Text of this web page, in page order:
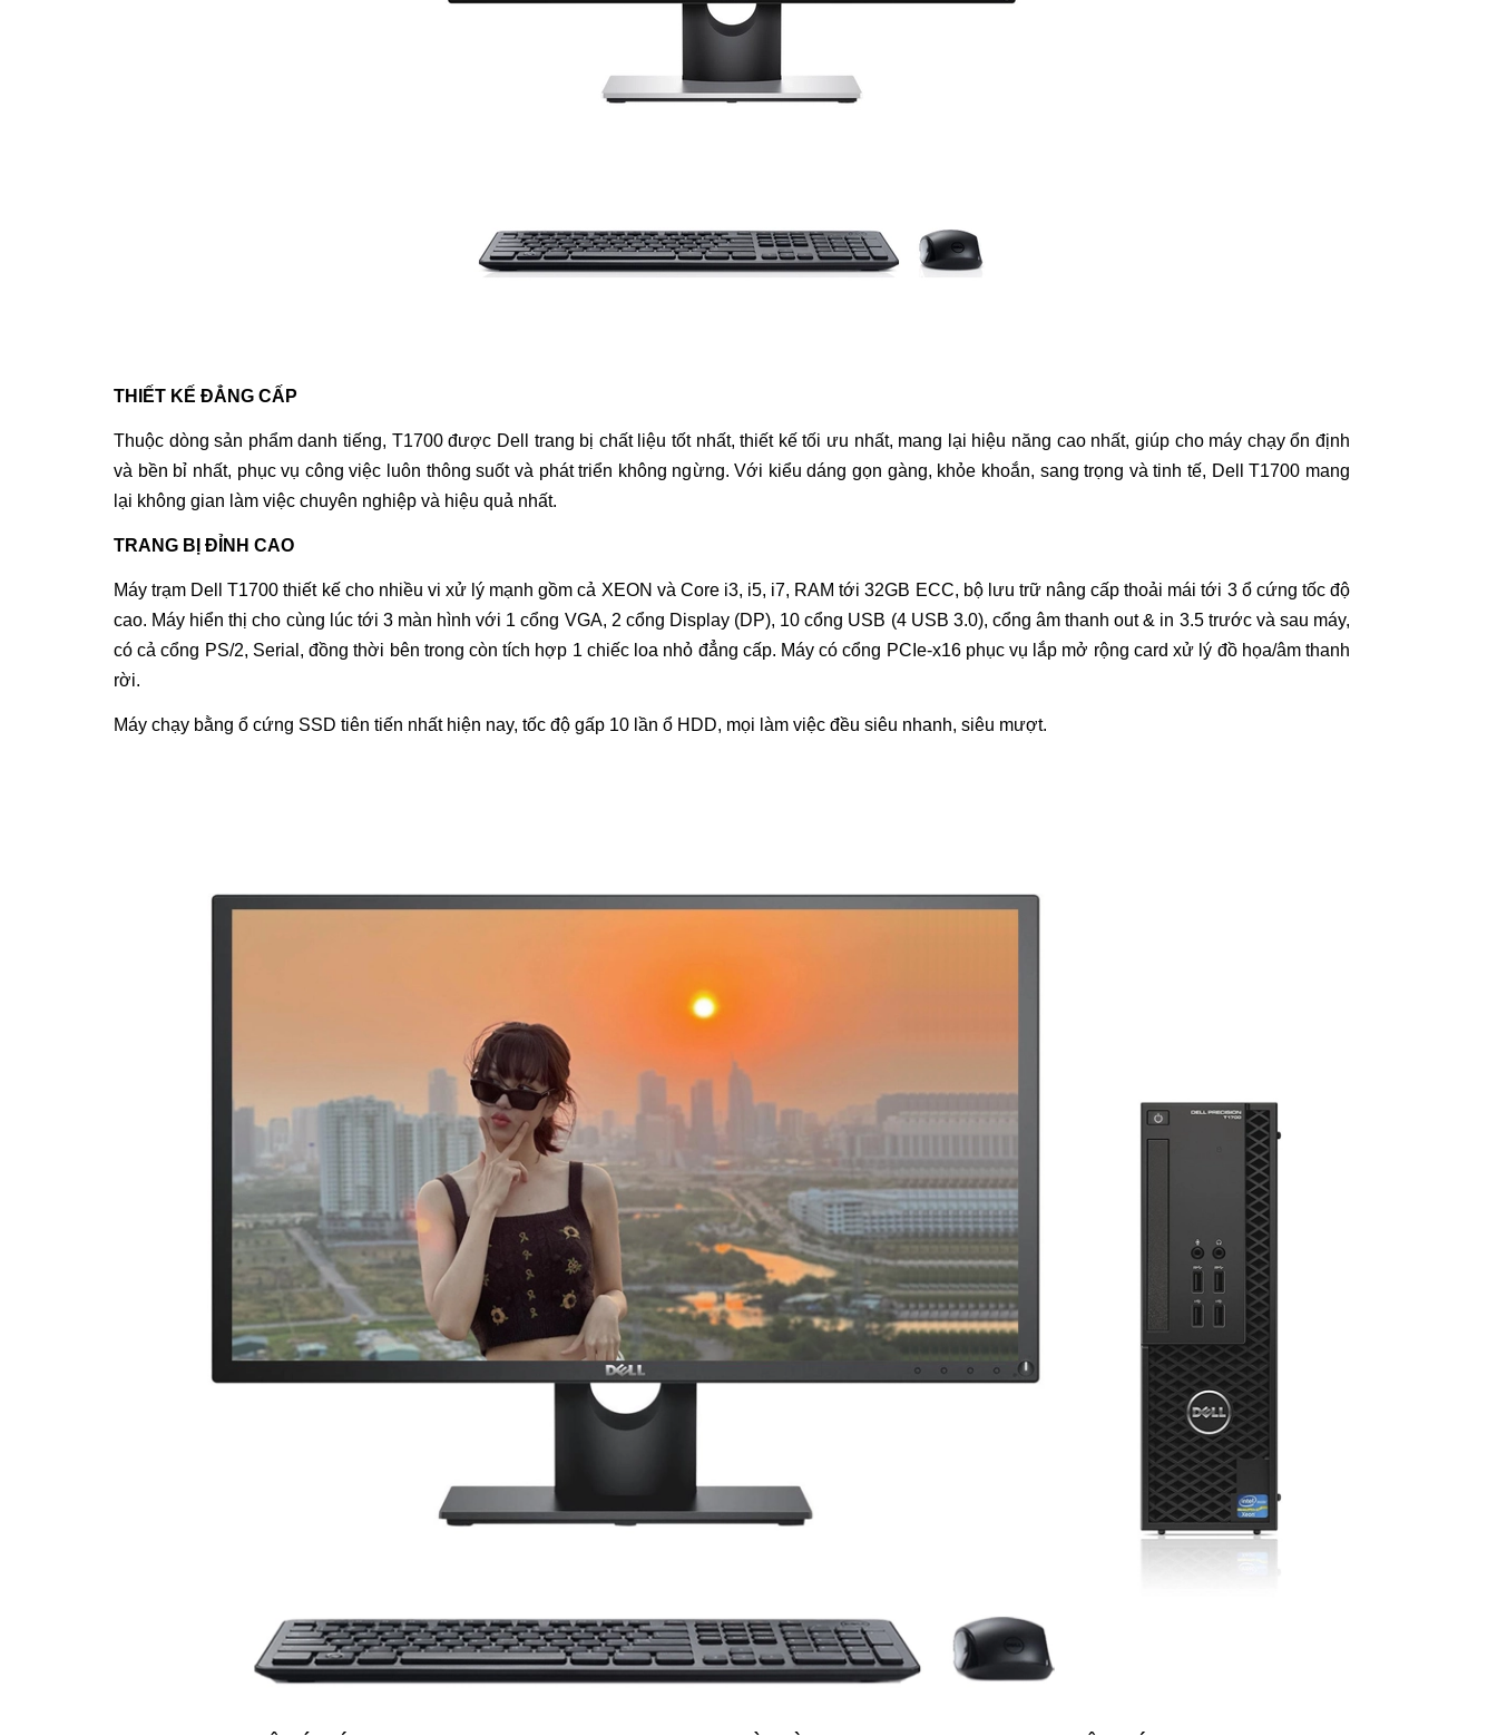
THIẾT KẾ ĐẲNG CẤP
Thuộc dòng sản phẩm danh tiếng, T1700được Dell trang bị chất liệu tốt nhất, thiết kế tối ưu nhất, mang lại hiệu năng cao nhất, giúp cho máy chạy ổn định
và bền bỉ nhất, phục vụ công việc luôn thông suốt và phát triển không ngừng. Với kiểu dáng gọn gàng, khỏe khoắn, sang trọng và tinh tế, Dell T1700 mang
lại không gian làm việc chuyên nghiệp và hiệu quả nhất.
TRANG BỊ ĐỈNH CAO
Máy trạm Dell T1700 thiết kế cho nhiều vi xử lý mạnh gồm cả XEON và Core i3, i5, i7, RAM tới 32GB ECC, bộ lưu trữ nâng cấp thoải mái tới 3 ổ cứng tốc độ
cao. Máy hiển thị cho cùng lúc tới 3 màn hình với 1 cổng VGA, 2 cổng Display (DP), 10 cổng USB (4 USB 3.0), cổng âm thanh out & in 3.5 trước và sau máy,
có cả cổng PS/2, Serial, đồng thời bên trong còn tích hợp 1 chiếc loa nhỏ đẳng cấp. Máy có cổng PCIe-x16 phục vụ lắp mở rộng card xử lý đồ họa/âm thanh
rời.
Máy chạy bằng ổ cứng SSD tiên tiến nhất hiện nay, tốc độ gấp 10 lần ổ HDD, mọi làm việc đều siêu nhanh, siêu mượt.